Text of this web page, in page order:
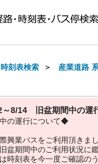
刻表検索 ＞ 産業道路
～8/14 旧盆期間中の運
の運行について◆
興業バスをご利用頂きま
盆期間中のご利用状況に
時刻表を今一度ご確認の